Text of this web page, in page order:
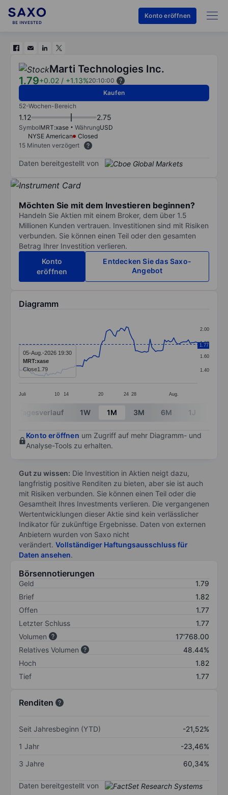
Konto eröffnen
Marti Technologies Inc.
1.79+0.02 / +1.13%20:10:00
Kaufen
52-Wochen-Bereich
1.12 2.75
SymbolMRT:xase WährungUSD
NYSE American
Closed
15 Minuten verzögert
Daten bereitgestellt von
Möchten Sie mit dem Investieren beginnen?
Handeln Sie Aktien mit einem Broker, dem über 1.5
Millionen Kunden vertrauen. Investitionen sind mit Risiken
verbunden. Sie können einen Teil oder den gesamten
Betrag Ihrer Investition verlieren.
Konto
eröffnen
Entdecken Sie das Saxo-
Angebot
Diagramm
Line chart with 99 data points.
The chart has 1 X axis displaying categories.
The chart has 1 Y axis displaying values. Data
Juli 10 14 20 24 28 Aug.
1.40
1.60
1.80
2.00
1.77
05-Aug.-2026 19:30
MRT:xase
Close1.79
End of interactive chart.
Tagesverlauf 1W 1M 3M 6M 1J
Konto eröffnen um Zugriff auf mehr Diagramm- und
Analyse-Tools zu erhalten.
Gut zu wissen: Die Investition in Aktien neigt dazu,
langfristig positive Renditen zu bieten, aber sie ist auch
mit Risiken verbunden. Sie können einen Teil oder die
Gesamtheit Ihres Investments verlieren. Die vergangenen
Wertentwicklungen dieser Aktie sind kein verlässlicher
Indikator für zukünftige Ergebnisse. Daten von externen
Anbietern wurden von Saxo nicht
verändert. Vollständiger Haftungsausschluss für
Daten ansehen.
Börsennotierungen
Geld
1.79
Brief
1.82
Offen
1.77
Letzter Schluss
1.77
Volumen
17'768.00
Relatives Volumen
48.44%
Hoch
1.82
Tief
1.77
Renditen
Seit Jahresbeginn (YTD)
-21,52%
1 Jahr
-23,46%
3 Jahre
60,34%
Daten bereitgestellt von